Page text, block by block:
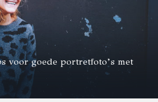
voor goede portretfoto’s met